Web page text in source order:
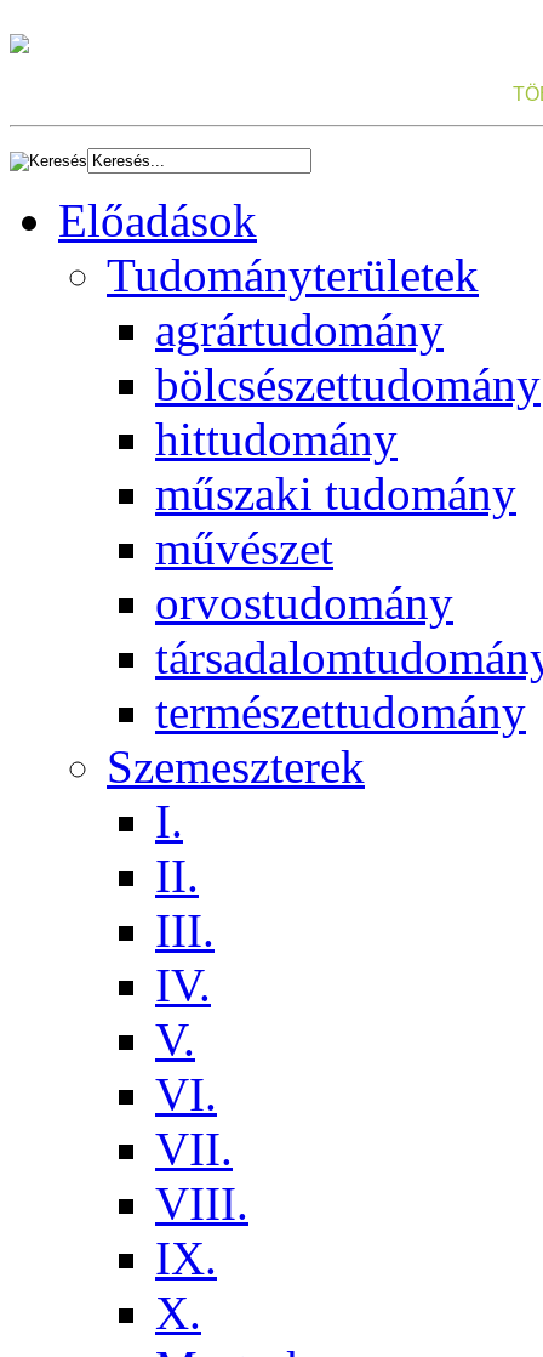
Előadások
Tudományterületek
agrártudomány
bölcsészettudomány
hittudomány
műszaki tudomány
művészet
orvostudomány
természettudomány
Szemeszterek
I.
II.
III.
IV.
V.
VI.
VII.
VIII.
IX.
X.